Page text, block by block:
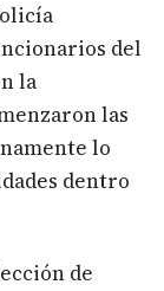
del
la
las
lo
dentro
de